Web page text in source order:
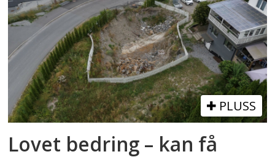
PLUSS
Lovet bedring – kan få